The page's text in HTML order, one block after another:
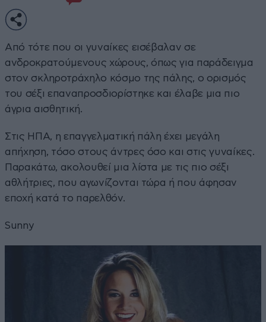
Από τότε που οι γυναίκες εισέβαλαν σε
ανδροκρατούμενους χώρους, όπως για παράδειγμα
στον σκληροτράχηλο κόσμο της πάλης, ο ορισμός
του σέξι επαναπροσδιορίστηκε και έλαβε μια πιο
άγρια αισθητική.
Στις ΗΠΑ, η επαγγελματική πάλη έχει μεγάλη
απήχηση, τόσο στους άντρες όσο και στις γυναίκες.
Παρακάτω, ακολουθεί μια λίστα με τις πιο σέξι
αθλήτριες, που αγωνίζονται τώρα ή που άφησαν
εποχή κατά το παρελθόν.
Sunny